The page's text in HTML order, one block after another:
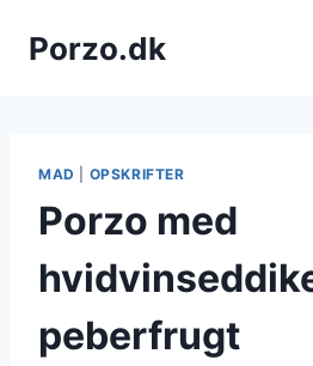
Porzo.dk
MAD OPSKRIFTER
Porzo med
peberfrugt